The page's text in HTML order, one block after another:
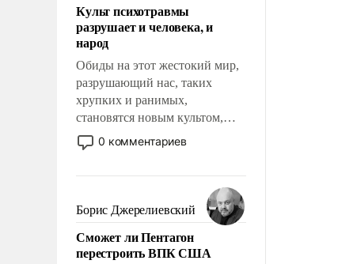
Культ психотравмы
разрушает и человека, и
народ
Обиды на этот жестокий мир,
разрушающий нас, таких
хрупких и ранимых,
становятся новым культом,
постепенно вытесняя и
отменяя традиционное
мужественным и твердым под
ударами судьбы, брать на себя
ответственность, помогать
слабым, идти вперед и
адаптироваться.
0 комментариев
Борис Джерелиевский
Сможет ли Пентагон
перестроить ВПК США